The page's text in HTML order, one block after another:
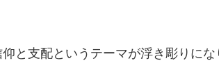
と支配というテーマが浮き彫りにな